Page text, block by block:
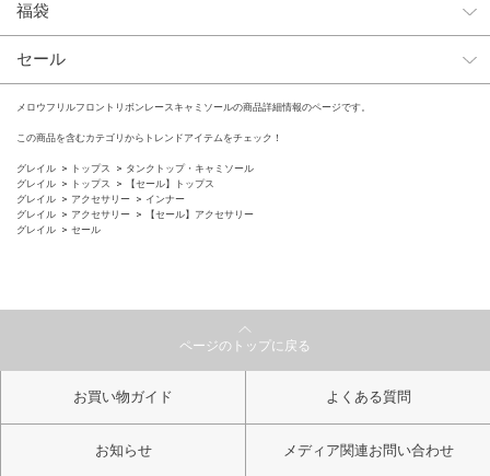
福袋
セール
メロウフリルフロントリボンレースキャミソールの商品詳細情報のページです。
この商品を含むカテゴリからトレンドアイテムをチェック！
グレイル トップス
タンクトップ・キャミソール
グレイル
トップス
【セール】トップス
グレイル
アクセサリー
インナー
グレイル
アクセサリー
【セール】アクセサリー
グレイル
セール
ページのトップに戻る
お買い物ガイド よくある質問
お知らせ メディア関連お問い合わせ